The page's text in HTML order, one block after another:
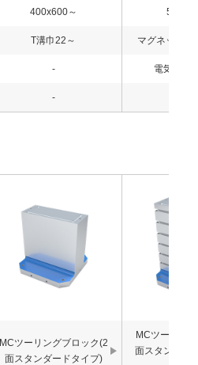
400x600～
T溝巾22～ マグネットチ
- 電気(磁力
-
MCツーリングブロック(2
面スタンダードタイプ)
MCツーリン
面スタンダー